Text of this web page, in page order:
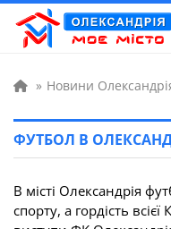
» Новини
ФУТБОЛ В
В місті Олександрія
спорту, а гордість всієї